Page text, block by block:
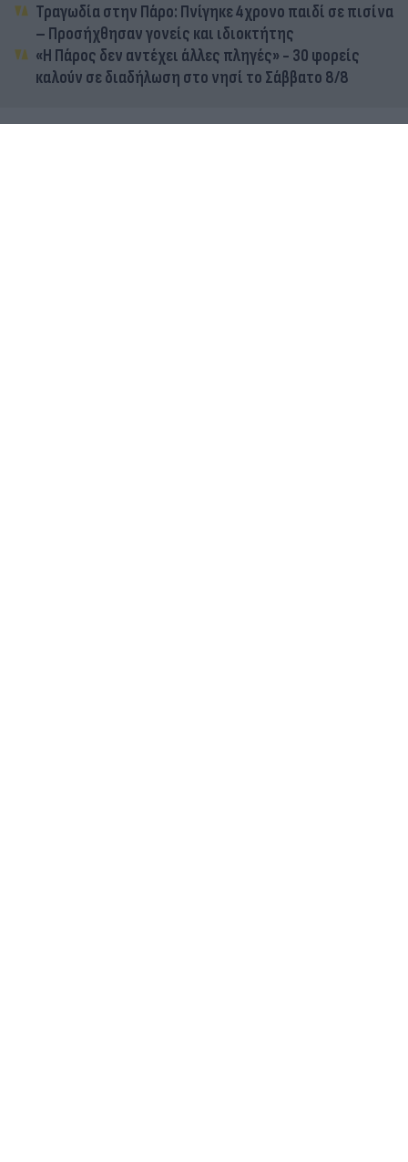
Τραγωδία στην Πάρο: Πνίγηκε 4χρονο παιδί σε πισίνα
– Προσήχθησαν γονείς και ιδιοκτήτης
«Η Πάρος δεν αντέχει άλλες πληγές» - 30 φορείς
καλούν σε διαδήλωση στο νησί το Σάββατο 8/8